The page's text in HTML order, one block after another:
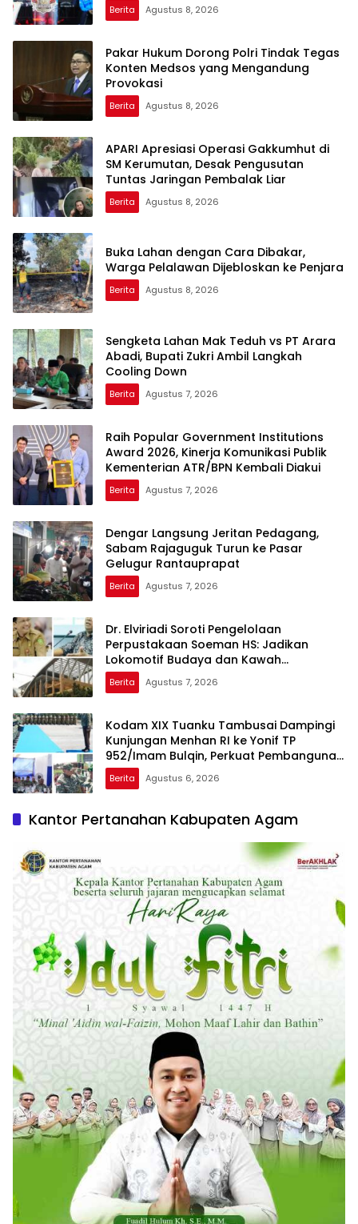
Berita Agustus 8, 2026
Pakar Hukum Dorong Polri Tindak Tegas
Konten Medsos yang Mengandung
Provokasi
Berita Agustus 8, 2026
APARI Apresiasi Operasi Gakkumhut di
SM Kerumutan, Desak Pengusutan
Tuntas Jaringan Pembalak Liar
Berita Agustus 8, 2026
Buka Lahan dengan Cara Dibakar,
Warga Pelalawan Dijebloskan ke Penjara
Berita Agustus 8, 2026
Sengketa Lahan Mak Teduh vs PT Arara
Abadi, Bupati Zukri Ambil Langkah
Cooling Down
Berita Agustus 7, 2026
Raih Popular Government Institutions
Award 2026, Kinerja Komunikasi Publik
Kementerian ATR/BPN Kembali Diakui
Berita Agustus 7, 2026
Dengar Langsung Jeritan Pedagang,
Sabam Rajaguguk Turun ke Pasar
Gelugur Rantauprapat
Berita Agustus 7, 2026
Dr. Elviriadi Soroti Pengelolaan
Perpustakaan Soeman HS: Jadikan
Lokomotif Budaya dan Kawah
Candradimuka Intelektual
Berita Agustus 7, 2026
Kodam XIX Tuanku Tambusai Dampingi
Kunjungan Menhan RI ke Yonif TP
952/Imam Bulqin, Perkuat Pembangunan
Satuan
Berita Agustus 6, 2026
Kantor Pertanahan Kabupaten Agam